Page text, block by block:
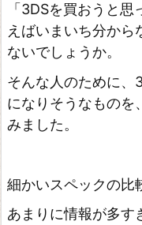
「3DSを買おうと
えばいまいち分から
ないでしょうか。
そんな人のために、
になりそうなものを
みました。
細かいスペックの比
あまりに情報が多す